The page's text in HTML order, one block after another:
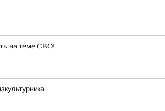
на теме СВО!